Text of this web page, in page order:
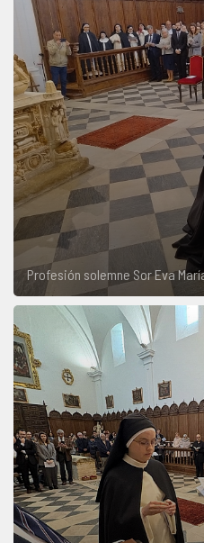
Profesión solemne Sor Eva